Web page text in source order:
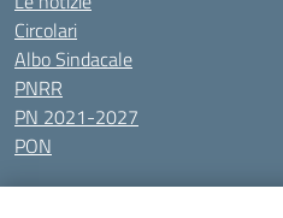
Circolari
Albo Sindacale
PNRR
PN 2021-2027
PON
Tutti gli argomenti